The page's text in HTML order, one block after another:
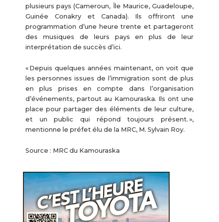
plusieurs pays (Cameroun, Île Maurice, Guadeloupe,
Guinée Conakry et Canada). Ils offriront une
programmation d’une heure trente et partageront
des musiques de leurs pays en plus de leur
interprétation de succès d’ici.
« Depuis quelques années maintenant, on voit que
les personnes issues de l’immigration sont de plus
en plus prises en compte dans l’organisation
d’événements, partout au Kamouraska. Ils ont une
place pour partager des éléments de leur culture,
et un public qui répond toujours présent. »,
mentionne le préfet élu de la MRC, M. Sylvain Roy.
Source : MRC du Kamouraska